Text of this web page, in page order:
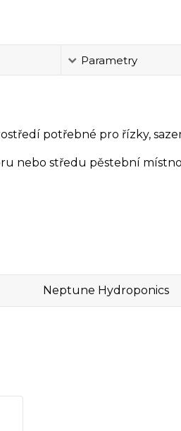
Parametry
potřebné pro řízky,
nebo středu pěstební
Neptune Hydroponics